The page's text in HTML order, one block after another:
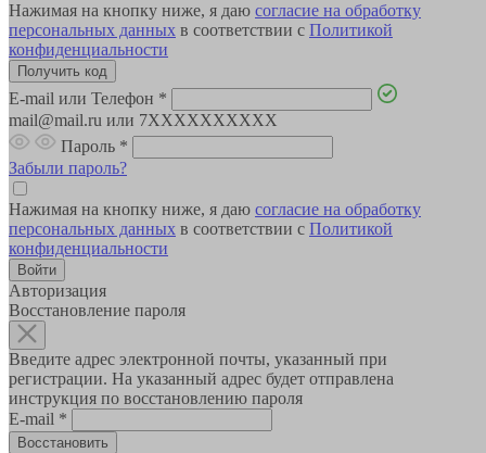
Нажимая на кнопку ниже, я даю согласие на обработку
персональных данных в соответствии с Политикой
конфиденциальности
E-mail или Телефон *
mail@mail.ru или 7XXXXXXXXXX
Пароль *
Забыли пароль?
Нажимая на кнопку ниже, я даю согласие на обработку
персональных данных в соответствии с Политикой
конфиденциальности
Авторизация
Восстановление пароля
Введите адрес электронной почты, указанный при
регистрации. На указанный адрес будет отправлена
инструкция по восстановлению пароля
E-mail *